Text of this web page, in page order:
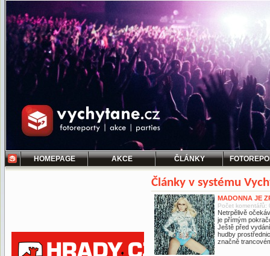
HOMEPAGE AKCE ČLÁNKY
Články v systému
MADONNA JE
Počet komentářů:
Netrpělivě
je přímým
Ještě před
hudby
značně